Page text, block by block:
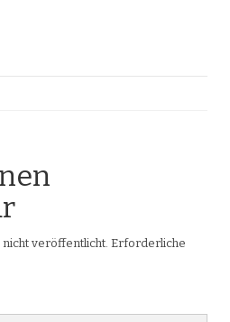
veröffentlicht. Erforderliche